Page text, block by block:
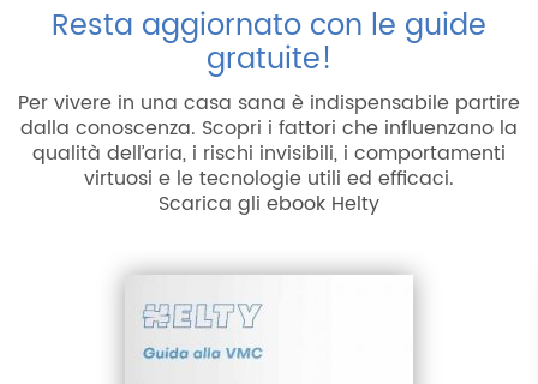
Resta aggiornato con le guide
gratuite!
Per vivere in una casa sana è indispensabile partire
dalla conoscenza. Scopri i fattori che influenzano la
qualità dell’aria, i rischi invisibili, i comportamenti
virtuosi e le tecnologie utili ed efficaci.
Scarica gli ebook Helty